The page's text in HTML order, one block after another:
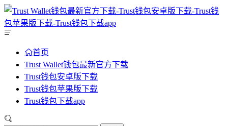
首页
Trust Wallet钱包最新官方下载
Trust钱包安卓版下载
Trust钱包苹果版下载
Trust钱包下载app